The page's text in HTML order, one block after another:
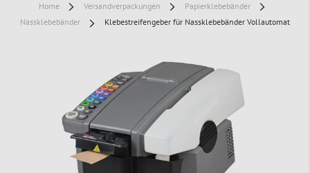
Home Versandverpackungen
Papierklebebänder
Nassklebebänder
Klebestreifengeber für Nassklebebänder Vollautomat